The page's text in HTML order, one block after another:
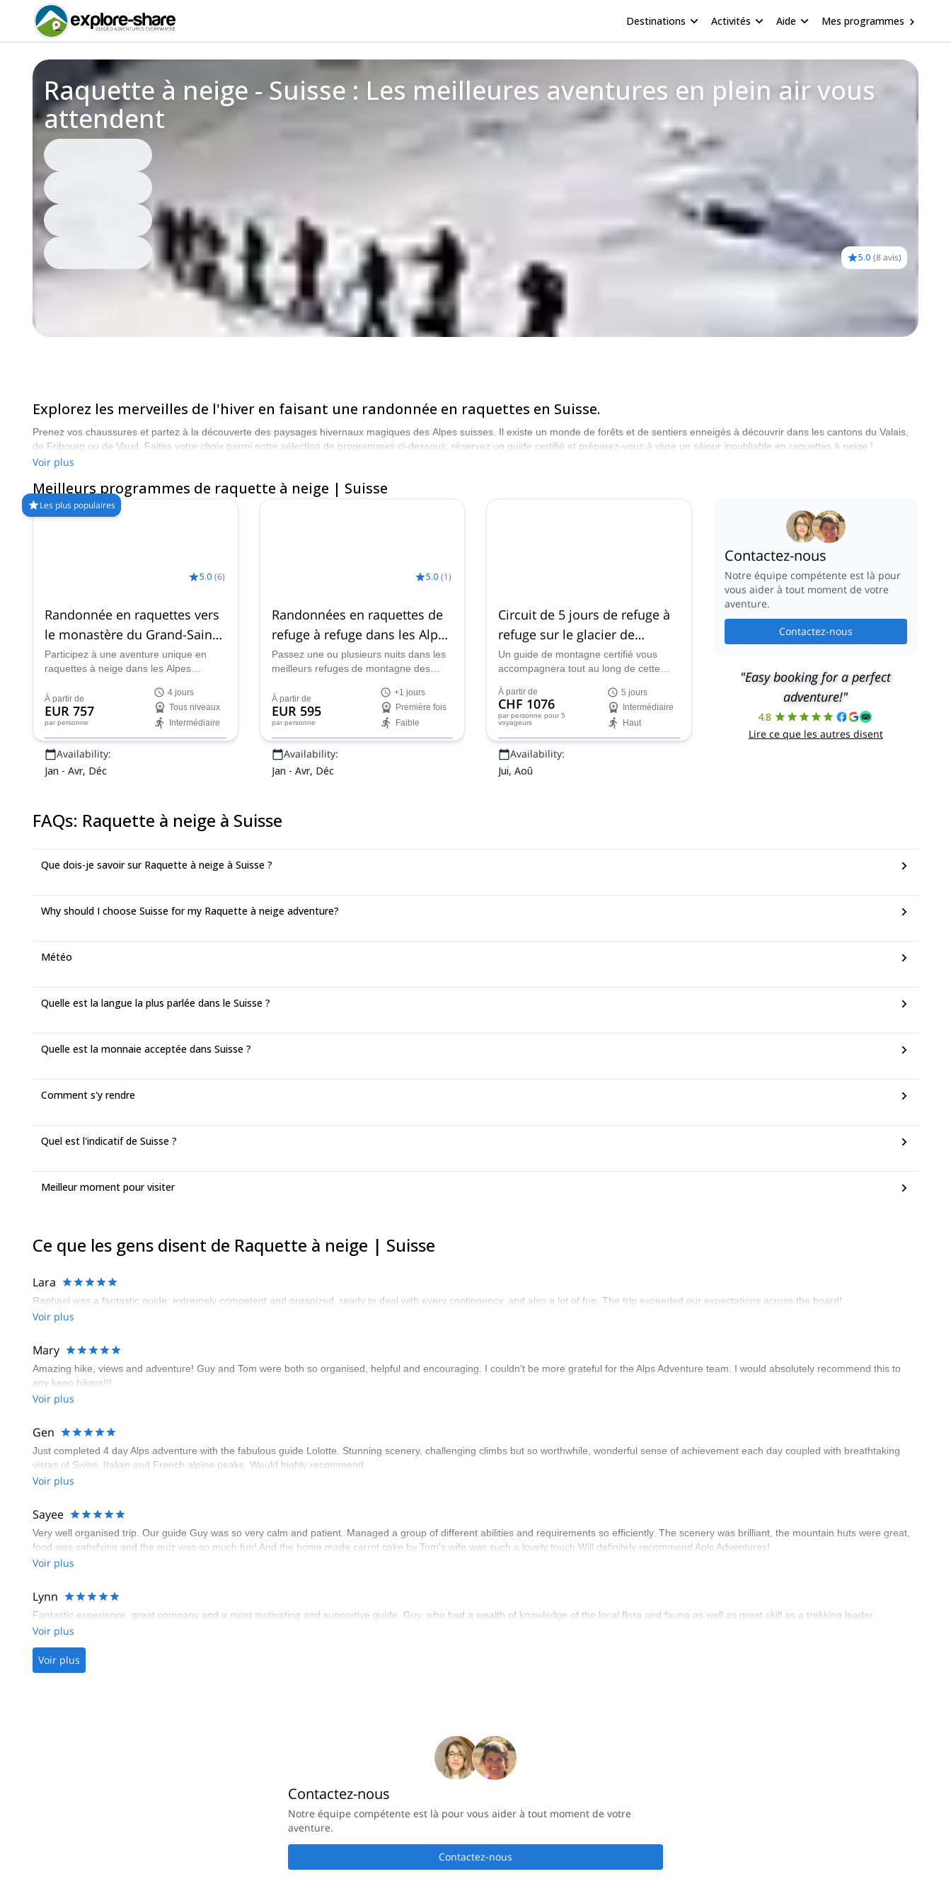
Destinations Activités Aide Mes programmes
Raquette à neige - Suisse : Les meilleures aventures en plein air vous
attendent
5.0 (8 avis)
Explorez les merveilles de l'hiver en faisant une randonnée en raquettes en Suisse.
Prenez vos chaussures et partez à la découverte des paysages hivernaux magiques des Alpes suisses. Il existe un monde de forêts et de sentiers enneigés à découvrir dans les cantons du Valais,
de Fribourg ou de Vaud. Faites votre choix parmi notre sélection de programmes ci-dessous, réservez un guide certifié et préparez-vous à vivre un séjour inoubliable en raquettes à neige !
Voir plus
Meilleurs programmes de raquette à neige | Suisse
Les plus populaires
5.0 (6)
Randonnée en raquettes vers
le monastère du Grand-Saint-
Bernard dans les Alpes
suisses
Participez à une aventure unique en
raquettes à neige dans les Alpes
Saint-Bernard. Vous pourrez également
visiter Barryland, la patrie du chien St.
Bernard !
À partir de
EUR 757
par personne
4 jours
Tous niveaux
Intermédiaire
Availability:
Jan - Avr, Déc
5.0 (1)
Randonnées en raquettes de
refuge à refuge dans les Alpes
suisses
Passez une ou plusieurs nuits dans les
meilleurs refuges de montagne des
accompagnateur en montagne certifié
de l'équipe Happy Tracks, vous
atteindrez des endroits reculés en
raquettes.
À partir de
EUR 595
par personne
+1 jours
Première fois
Faible
Availability:
Jan - Avr, Déc
Circuit de 5 jours de refuge à
refuge sur le glacier de
Bishorn
Un guide de montagne certifié vous
accompagnera tout au long de cette
jours de refuge en refuge dans la
magnifique région de Bishorn, dans les
Alpes Pennines.
À partir de
CHF 1076
par personne pour 5
voyageurs
5 jours
Intermédiaire
Haut
Availability:
Jui, Aoû
Contactez-nous
Notre équipe compétente est là pour
vous aider à tout moment de votre
aventure.
Contactez-nous
"Easy booking for a perfect
adventure!"
4.8
Lire ce que les autres disent
FAQs: Raquette à neige à Suisse
Que dois-je savoir sur Raquette à neige à Suisse ?
Why should I choose Suisse for my Raquette à neige adventure?
Météo
Quelle est la langue la plus parlée dans le Suisse ?
Quelle est la monnaie acceptée dans Suisse ?
Comment s'y rendre
Quel est l'indicatif de Suisse ?
Meilleur moment pour visiter
Ce que les gens disent de Raquette à neige | Suisse
Lara
Raphael was a fantastic guide, extremely competent and organized, ready to deal with every contingency, and also a lot of fun. The trip exceeded our expectations across the board!
Voir plus
Mary
Amazing hike, views and adventure! Guy and Tom were both so organised, helpful and encouraging. I couldn’t be more grateful for the Alps Adventure team. I would absolutely recommend this to
any keen hikers!!!
Voir plus
Gen
Just completed 4 day Alps adventure with the fabulous guide Lolotte. Stunning scenery, challenging climbs but so worthwhile, wonderful sense of achievement each day coupled with breathtaking
vistas of Swiss, Italian and French alpine peaks. Would highly recommend.
Voir plus
Sayee
Very well organised trip. Our guide Guy was so very calm and patient. Managed a group of different abilities and requirements so efficiently. The scenery was brilliant, the mountain huts were great,
food was satisfying and the quiz was so much fun! And the home made carrot cake by Tom's wife was such a lovely touch.Will definitely recommend Apls Adventures!
Voir plus
Lynn
Fantastic experience, great company and a most motivating and supportive guide, Guy, who had a wealth of knowledge of the local flora and fauna as well as great skill as a trekking leader.
Voir plus
Voir plus
Contactez-nous
Notre équipe compétente est là pour vous aider à tout moment de votre
aventure.
Contactez-nous